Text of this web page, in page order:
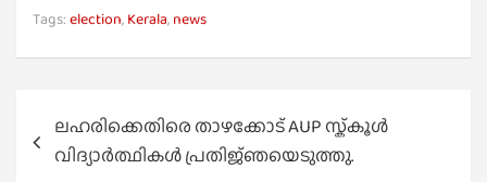
Tags: election, Kerala, news
navigation
ലഹരിക്കെതിരെ താഴക്കോട് AUP സ്ക്കൂൾ
വിദ്യാർത്ഥികൾ പ്രതിജ്‌ഞയെടുത്തു.